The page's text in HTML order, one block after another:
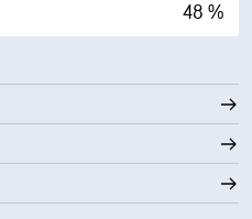
48 %
0 (Oscuro)
0 %
10 mi